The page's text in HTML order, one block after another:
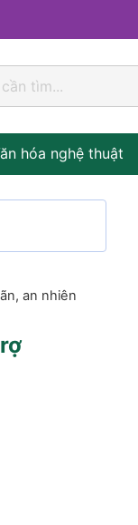
hóa nghệ thuật
an nhiên